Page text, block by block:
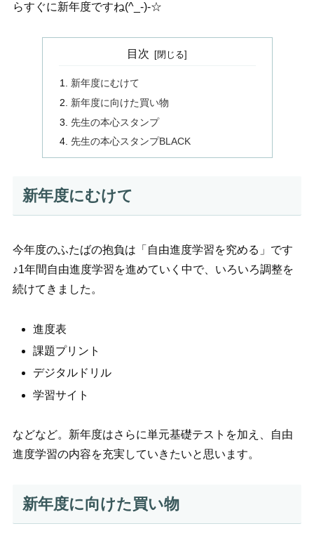
らすぐに新年度ですね(^_-)-☆
目次
新年度にむけて
新年度に向けた買い物
先生の本心スタンプ
先生の本心スタンプBLACK
新年度にむけて
今年度のふたばの抱負は「自由進度学習を究める」です
♪1年間自由進度学習を進めていく中で、いろいろ調整を
続けてきました。
進度表
課題プリント
デジタルドリル
学習サイト
などなど。新年度はさらに単元基礎テストを加え、自由
進度学習の内容を充実していきたいと思います。
新年度に向けた買い物